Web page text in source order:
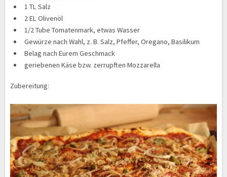
1 TL Salz
2 EL Olivenöl
1/2 Tube Tomatenmark, etwas Wasser
Gewürze nach Wahl, z. B. Salz, Pfeffer, Oregano, Basilikum
Belag nach Eurem Geschmack
geriebenen Käse bzw. zerrupften Mozzarella
Zubereitung: